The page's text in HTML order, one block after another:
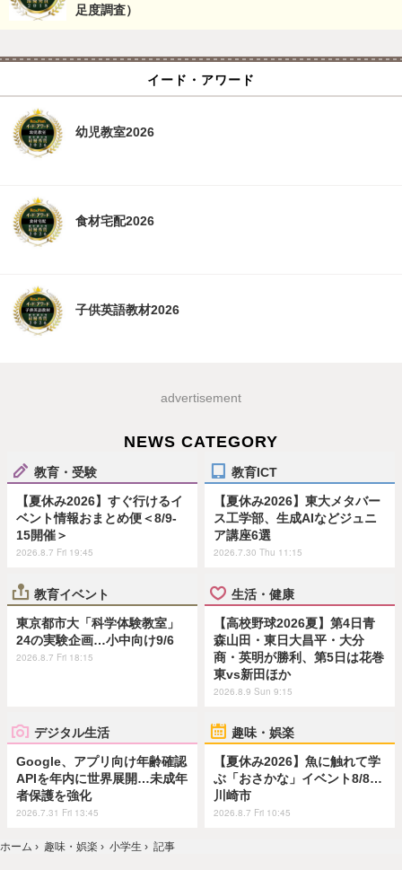
足度調査）
イード・アワード
幼児教室2026
食材宅配2026
子供英語教材2026
advertisement
NEWS CATEGORY
教育・受験
【夏休み2026】すぐ行けるイ
ベント情報おまとめ便＜8/9-
15開催＞
2026.8.7 Fri 19:45
教育ICT
【夏休み2026】東大メタバー
ス工学部、生成AIなどジュニ
ア講座6選
2026.7.30 Thu 11:15
教育イベント
東京都市大「科学体験教室」
24の実験企画…小中向け9/6
2026.8.7 Fri 18:15
生活・健康
【高校野球2026夏】第4日青
森山田・東日大昌平・大分
商・英明が勝利、第5日は花巻
東vs新田ほか
2026.8.9 Sun 9:15
デジタル生活
Google、アプリ向け年齢確認
APIを年内に世界展開…未成年
者保護を強化
2026.7.31 Fri 13:45
趣味・娯楽
【夏休み2026】魚に触れて学
ぶ「おさかな」イベント8/8…
川崎市
2026.8.7 Fri 10:45
ホーム › 趣味・娯楽 › 小学生 › 記事